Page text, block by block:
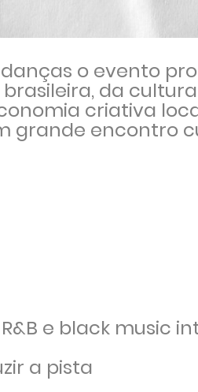
o evento
da
criativa
grande encontro
e black music
a pista